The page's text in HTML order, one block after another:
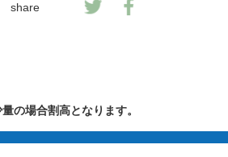
share
場合割高となります。